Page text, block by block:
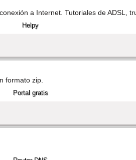
a Internet. Tutoriales de ADSL,
formato zip.